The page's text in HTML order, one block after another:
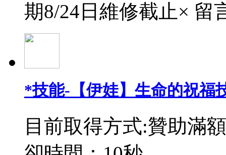
期8/24日維修截止× 留
*技能-【伊娃】生命的祝福
目前取得方式:贊助滿